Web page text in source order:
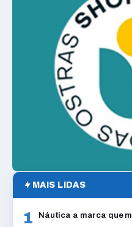
MAIS LIDAS
1 Náutica a marca que